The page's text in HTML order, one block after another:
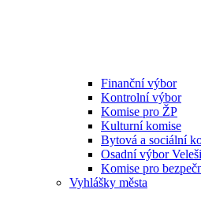
Finanční výbor
Kontrolní výbor
Komise pro ŽP
Kulturní komise
Bytová a sociální
Osadní výbor
Komise pro
Vyhlášky města